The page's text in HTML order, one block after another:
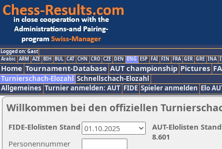
Logged on: Gast
Arabic ARM AZE BIH BUL CAT CHN CRO CZE DEN ENG ESP FAI FIN FRA GER GRE INA
Home Tournament-Database AUT championship Pictures
Turnierschach-Elozahl Schnellschach-Elozahl
Allgemeines Turnier anmelden: AUT FIDE Spieler anmelden Elo
Willkommen bei den offiziellen
Personennummer
AUT-Elolisten
8.601
FIDE-Elolisten Stand